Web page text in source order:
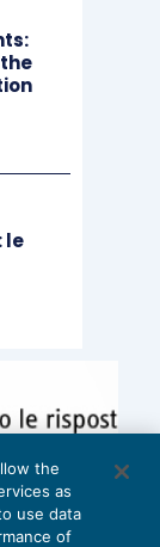
le
the
as
use data
of